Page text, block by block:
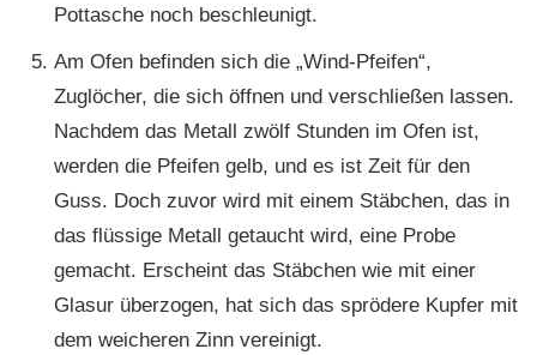
Pottasche noch beschleunigt.
Am Ofen befinden sich die „Wind-Pfeifen“,
Zuglöcher, die sich öffnen und verschließen lassen.
Nachdem das Metall zwölf Stunden im Ofen ist,
werden die Pfeifen gelb, und es ist Zeit für den
Guss. Doch zuvor wird mit einem Stäbchen, das in
das flüssige Metall getaucht wird, eine Probe
gemacht. Erscheint das Stäbchen wie mit einer
Glasur überzogen, hat sich das sprödere Kupfer mit
dem weicheren Zinn vereinigt.